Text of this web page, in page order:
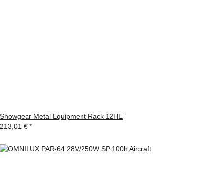
Showgear Metal Equipment Rack 12HE
213,01 € *